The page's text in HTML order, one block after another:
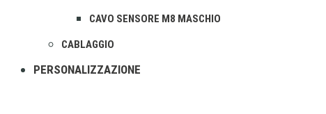
CAVO SENSORE M8 MASCHIO
CABLAGGIO
PERSONALIZZAZIONE